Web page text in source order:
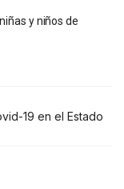
y niños de
19 en el Estado